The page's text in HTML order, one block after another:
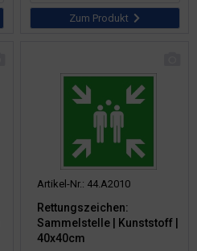
Zum Produkt
Artikel-Nr.: 44.A2010
Rettungszeichen:
Sammelstelle | Kunststoff |
40x40cm